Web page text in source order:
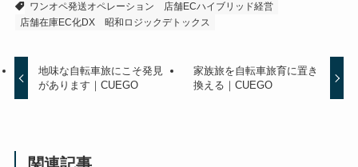
ワンオペ発送オペレーション
店舗ECハイブリッド経営
店舗在庫EC化DX
昭和ロジックデトックス
地味な自転車旅にこそ発見
があります｜CUEGO
家族旅を自転車旅育に置き
換える｜CUEGO